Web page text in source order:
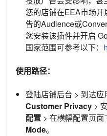
您的店铺在EEA市场
告的Audience或
您安装该插件并开启
国家范围可参考以下：
使用路径：
登陆店铺后台 > 到达应
Customer Privacy >
配置 > 在横幅配置页面
Mode。